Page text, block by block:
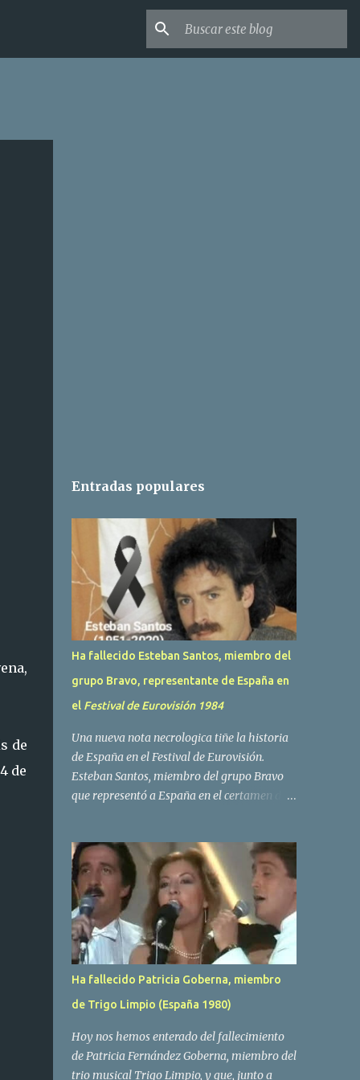
de
de
Entradas populares
Ha fallecido Esteban Santos, miembro del
grupo Bravo, representante de España en
el Festival de Eurovisión 1984
Una nueva nota necrologica tiñe la historia
de España en el Festival de Eurovisión.
Esteban Santos, miembro del grupo Bravo
que representó a España en el certamen del
su compañera y principal vocalista en la
formación musical, Amaya Saizar, la que ha
dado a conocer la noticia al publico a traves
de las redes sociales. Nacido en Tolosa en
1951, durante su epoca universitaria en la
carrera de empresariales conoció al
estudiante de medicina Luis Villar,
comenzando a actuar juntos,Santos a la
guitarra y Villar al piano, sin atreverse a dar
esto cambió gracias a la propia Amaia
Saizar, que tras su abandono de Trigo
Ha fallecido Patricia Goberna, miembro
de Trigo Limpio (España 1980)
Hoy nos hemos enterado del fallecimiento
de Patricia Fernández Goberna, miembro del
trio musical Trigo Limpio, y que, junto a